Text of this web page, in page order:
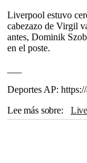
Liverpool estuvo
cabezazo de Virgil
antes, Dominik
en el poste.
Deportes AP:
Lee más sobre